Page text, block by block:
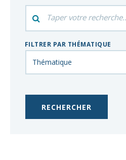
par
clés
FILTRER PAR THÉMATIQUE